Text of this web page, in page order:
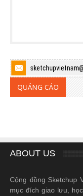
QUẢNG CÁO
ABOUT US
Cộng đồng Sketchup
mục đích giao lưu,